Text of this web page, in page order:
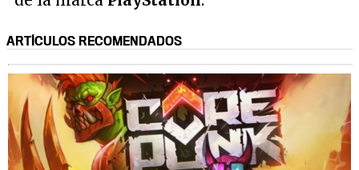
ARTÍCULOS RECOMENDADOS